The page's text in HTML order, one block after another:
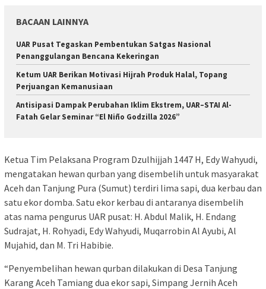
BACAAN LAINNYA
UAR Pusat Tegaskan Pembentukan Satgas Nasional
Penanggulangan Bencana Kekeringan
Ketum UAR Berikan Motivasi Hijrah Produk Halal, Topang
Perjuangan Kemanusiaan
Antisipasi Dampak Perubahan Iklim Ekstrem, UAR–STAI Al-
Fatah Gelar Seminar “El Niño Godzilla 2026”
Ketua Tim Pelaksana Program Dzulhijjah 1447 H, Edy Wahyudi,
mengatakan hewan qurban yang disembelih untuk masyarakat
Aceh dan Tanjung Pura (Sumut) terdiri lima sapi, dua kerbau dan
satu ekor domba. Satu ekor kerbau di antaranya disembelih
atas nama pengurus UAR pusat: H. Abdul Malik, H. Endang
Sudrajat, H. Rohyadi, Edy Wahyudi, Muqarrobin Al Ayubi, Al
Mujahid, dan M. Tri Habibie.
“Penyembelihan hewan qurban dilakukan di Desa Tanjung
Karang Aceh Tamiang dua ekor sapi, Simpang Jernih Aceh